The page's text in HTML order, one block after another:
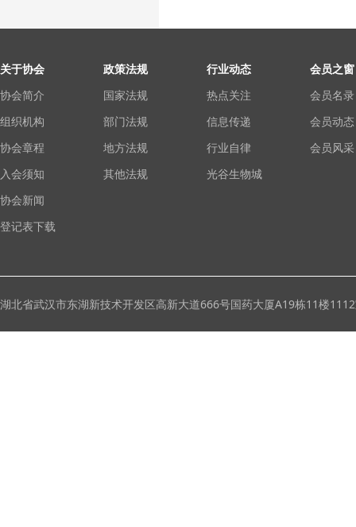
关于协会
协会简介
组织机构
协会章程
入会须知
协会新闻
登记表下载
政策法规
国家法规
部门法规
地方法规
其他法规
行业动态
热点关注
信息传递
行业自律
光谷生物城
会员之窗
会员名录
会员动态
会员风采
湖北省武汉市东湖新技术开发区高新大道666号国药大厦A19栋11楼